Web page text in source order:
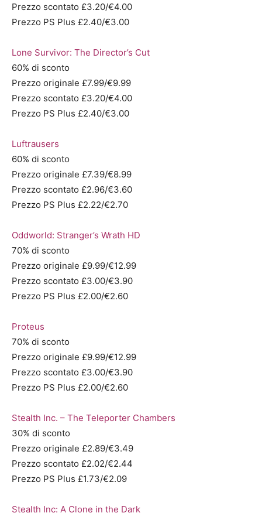
Prezzo scontato £3.20/€4.00
Prezzo PS Plus £2.40/€3.00
Lone Survivor: The Director’s Cut
60% di sconto
Prezzo originale £7.99/€9.99
Prezzo scontato £3.20/€4.00
Prezzo PS Plus £2.40/€3.00
Luftrausers
60% di sconto
Prezzo originale £7.39/€8.99
Prezzo scontato £2.96/€3.60
Prezzo PS Plus £2.22/€2.70
Oddworld: Stranger’s Wrath HD
70% di sconto
Prezzo originale £9.99/€12.99
Prezzo scontato £3.00/€3.90
Prezzo PS Plus £2.00/€2.60
Proteus
70% di sconto
Prezzo originale £9.99/€12.99
Prezzo scontato £3.00/€3.90
Prezzo PS Plus £2.00/€2.60
Stealth Inc. – The Teleporter Chambers
30% di sconto
Prezzo originale £2.89/€3.49
Prezzo scontato £2.02/€2.44
Prezzo PS Plus £1.73/€2.09
Stealth Inc: A Clone in the Dark